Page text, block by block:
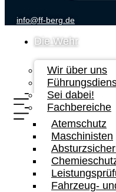
info@ff-berg.de
Die Wehr
Wir über uns
Sei dabei!
Fachbereiche
Atemschutz
Maschinisten
Fahrzeug-